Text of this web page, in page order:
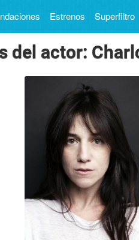
Estrenos Superfiltro
del actor: